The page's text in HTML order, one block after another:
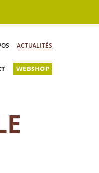
WEBSHOP
ACTUALITÉS